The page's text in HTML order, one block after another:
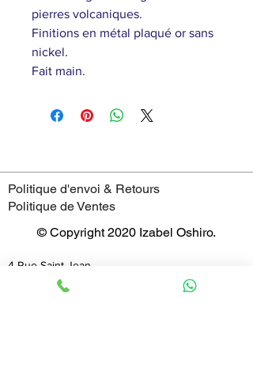
pierres volcaniques.
Finitions en métal plaqué or sans
nickel.
Fait main.
Politique d'envoi & Retours
Politique de Ventes
© Copyright 2020 Izabel Oshiro.
4 Rue Saint-Jean,
69005 - Lyon